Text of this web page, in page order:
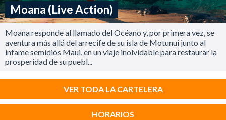
Moana (Live Action)
Moana responde al llamado del Océano y, por primera vez, se
aventura más allá del arrecife de su isla de Motunui junto al
infame semidiós Maui, en un viaje inolvidable para restaurar la
prosperidad de su puebl...
VER TODA LA CARTELERA
HORARIOS